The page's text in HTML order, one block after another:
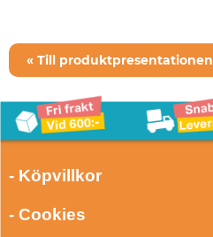
« Till produktpresentationen
- Köpvillkor
- Cookies